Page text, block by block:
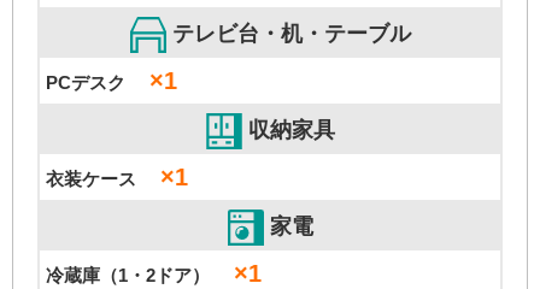
テレビ台・机・テーブル
PCデスク ×1
収納家具
衣装ケース ×1
家電
冷蔵庫（1・2ドア） ×1